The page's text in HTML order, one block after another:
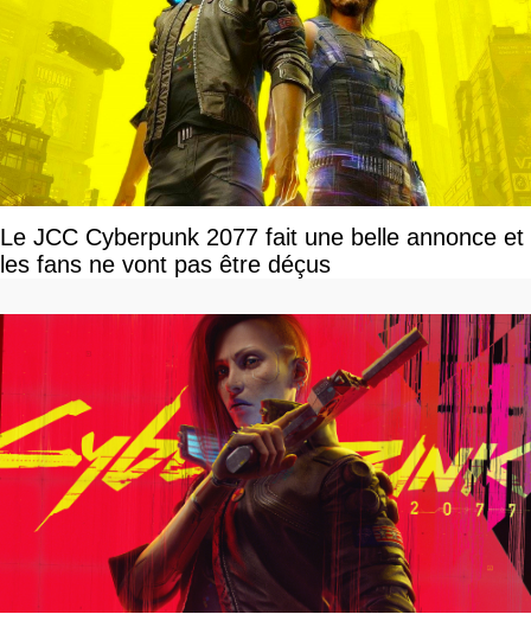
Le JCC Cyberpunk 2077 fait une belle annonce et
les fans ne vont pas être déçus